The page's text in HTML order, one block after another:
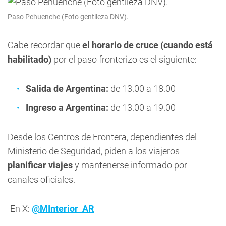
Paso Pehuenche (Foto gentileza DNV).
Cabe recordar queel horario de cruce (cuando está
habilitado) por el paso fronterizo es el siguiente:
Salida de Argentina: de 13.00 a 18.00
Ingreso a Argentina: de 13.00 a 19.00
Desde los Centros de Frontera, dependientes del
Ministerio de Seguridad, piden a los viajeros
planificar viajesy mantenerse informado por
canales oficiales.
-En X: @MInterior_AR